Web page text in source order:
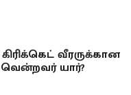
வீரருக்கான
யார்?